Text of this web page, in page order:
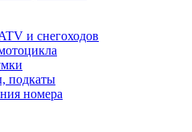
и снегоходов
подкаты
номера